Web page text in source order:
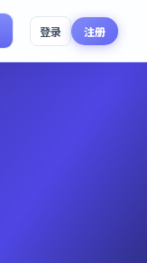
登录 注册